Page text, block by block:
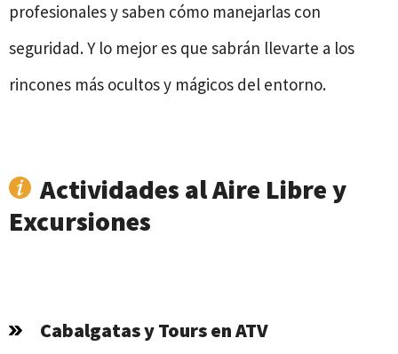
profesionales y saben cómo manejarlas con
seguridad. Y lo mejor es que sabrán llevarte a los
rincones más ocultos y mágicos del entorno.
Actividades al Aire Libre y
Excursiones
Cabalgatas y Tours en ATV